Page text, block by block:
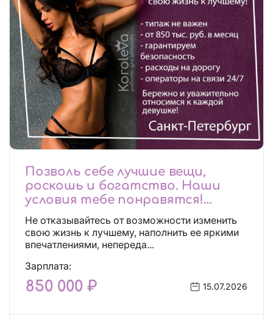
Позволь себе лучшие вещи,
роскошь и богатство. Наши
условия тебе понравятся!
Действительно отличные
условия и поддержка!
Не отказывайтесь от возможности изменить
свою жизнь к лучшему, наполнить ее яркими
впечатлениями, непереда...
Зарплата:
850 000 ₽ 15.07.2026